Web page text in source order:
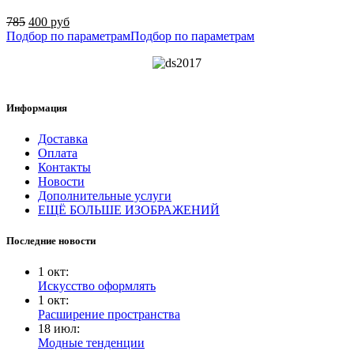
785 400 руб
Подбор по параметрамПодбор по параметрам
Информация
Доставка
Оплата
Контакты
Новости
Дополнительные услуги
ЕЩЁ БОЛЬШЕ ИЗОБРАЖЕНИЙ
Последние новости
1 окт:
Искусство оформлять
1 окт:
Расширение пространства
18 июл:
Модные тенденции